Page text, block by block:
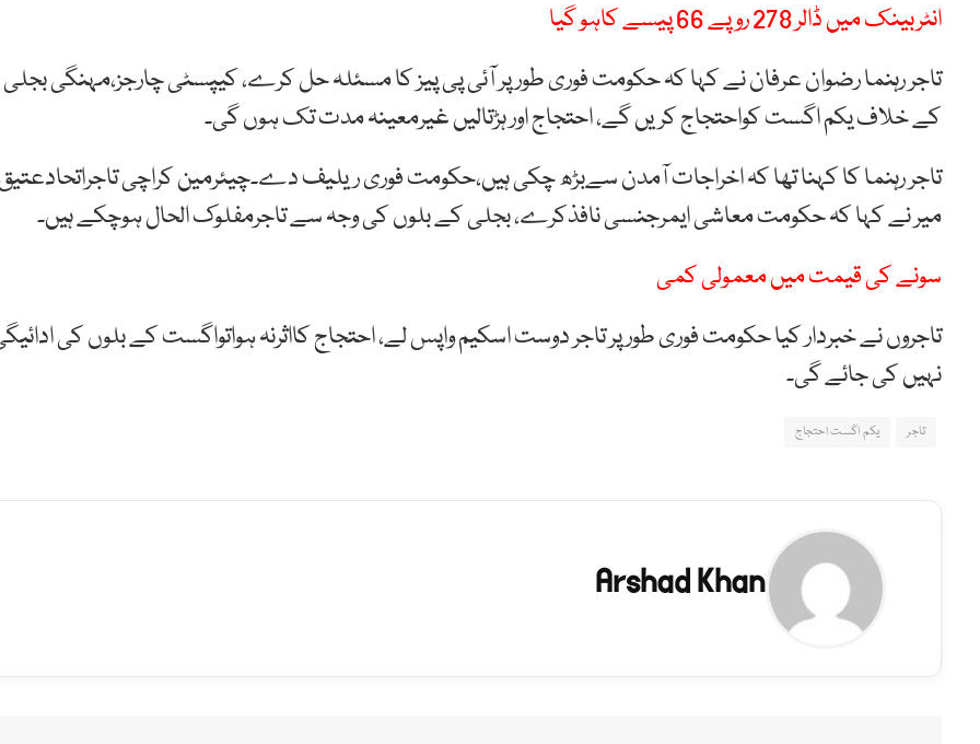
انٹربینک میں ڈالر 278 روپے 66 پیسے کاہو گیا
تاجر رہنما رضوان عرفان نے کہا کہ حکومت فوری طور پر آئی پی پیز کا مسئلہ حل کرے، کیپسٹی چارجز،مہنگی بجلی
کے خلاف یکم اگست کواحتجاج کریں گے، احتجاج اور ہڑتالیں غیرمعینہ مدت تک ہوں گی۔
تاجر رہنما کا کہنا تھا کہ اخراجات آمدن سےبڑھ چکی ہیں،حکومت فوری ریلیف دے۔چیئرمین کراچی
میر نے کہا کہ حکومت معاشی ایمرجنسی نافذکرے، بجلی کے بلوں کی وجہ سے تاجرمفلوک الحال ہوچکے ہیں۔
سونے کی قیمت میں معمولی کمی
تاجروں نے خبردار کیا حکومت فوری طور پر تاجر دوست اسکیم واپس لے، احتجاج کااثرنہ ہواتواگست کے بلوں کی
نہیں کی جائے گی۔
تاجر یکم اگست احتجاج
Arshad Khan